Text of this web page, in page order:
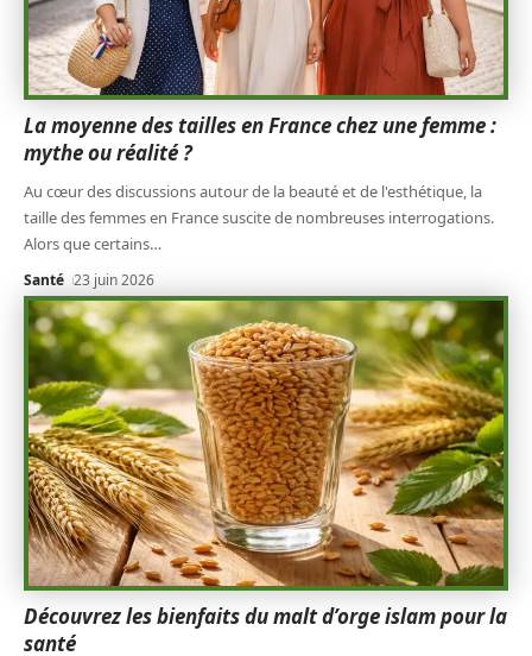
La moyenne des tailles en France chez une femme :
mythe ou réalité ?
Au cœur des discussions autour de la beauté et de l'esthétique, la
taille des femmes en France suscite de nombreuses interrogations.
Alors que certains…
Santé 23 juin 2026
Découvrez les bienfaits du malt d’orge islam pour la
santé